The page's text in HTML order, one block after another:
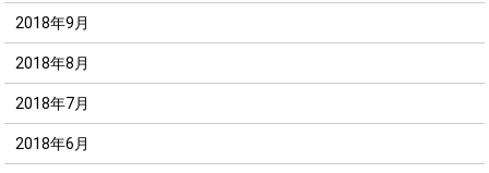
2018年9月
2018年8月
2018年7月
2018年6月